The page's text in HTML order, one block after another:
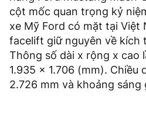
cột mốc quan trọng kỷ
xe Mỹ Ford có mặt tại Việt
facelift giữ nguyên về kích
Thông số dài x rộng x cao
1.935 x 1.706 (mm). Chiều
2.726 mm và khoảng sáng